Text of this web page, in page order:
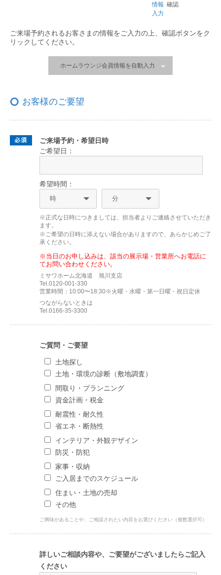
情報
入力
確認
ご来場予約されるお客さまの情報をご入力の上、 確認ボタンをク
リックしてください。
ホームラウンジ会員情報を自動入力
お客様のご要望
ご来場予約・希望日時
ご希望日：
希望時間：
※正式な日時につきましては、担当者よりご連絡させていただき
ます。
※ご希望の日時に添えない場合がありますので、あらかじめご了
承ください。
※当日のお申し込みは、該当の展示場・営業所へお電話に
てお問い合わせください。
ミサワホーム北海道 旭川支店
Tel.0120-001-330
営業時間：10:00〜18:30※火曜・水曜・第一日曜・祝日定休
つながらないときは
Tel.0166-35-3300
ご質問・ご要望
土地探し
土地・環境の診断（敷地調査）
間取り・プランニング
資金計画・税金
耐震性・耐久性
省エネ・断熱性
インテリア・外観デザイン
防災・防犯
家事・収納
ご入居までのスケジュール
住まい・土地の売却
その他
ご興味があることや、ご相談されたい内容をお選びください（複数選択可）
詳しいご相談内容や、ご要望がございましたらご記入
ください